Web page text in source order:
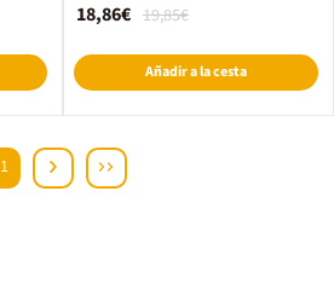
19,85€
18,86€
Añadir a la cesta
1